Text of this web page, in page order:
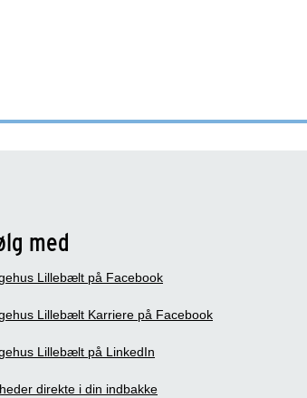
med
Lillebælt på Facebook
Lillebælt Karriere på Facebook
Lillebælt på LinkedIn
direkte i din indbakke